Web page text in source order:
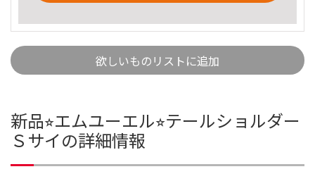
欲しいものリストに追加
新品⭐︎エムユーエル⭐︎テールショルダー
Ｓサイの詳細情報